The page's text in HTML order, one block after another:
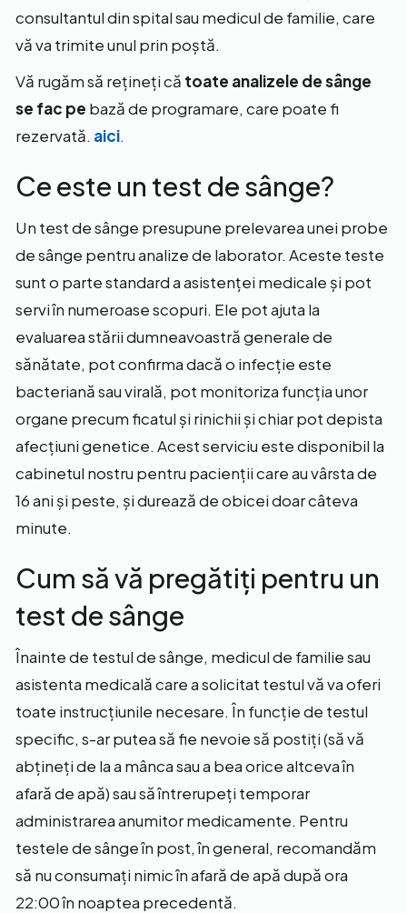
consultantul din spital sau medicul de familie, care
vă va trimite unul prin poștă.
Vă rugăm să rețineți că toate analizele de sânge
se fac pe bază de programare, care poate fi
rezervată. aici.
Ce este un test de sânge?
Un test de sânge presupune prelevarea unei probe
de sânge pentru analize de laborator. Aceste teste
sunt o parte standard a asistenței medicale și pot
servi în numeroase scopuri. Ele pot ajuta la
evaluarea stării dumneavoastră generale de
sănătate, pot confirma dacă o infecție este
bacteriană sau virală, pot monitoriza funcția unor
organe precum ficatul și rinichii și chiar pot depista
afecțiuni genetice. Acest serviciu este disponibil la
cabinetul nostru pentru pacienții care au vârsta de
16 ani și peste, și durează de obicei doar câteva
minute.
Cum să vă pregătiți pentru un
test de sânge
Înainte de testul de sânge, medicul de familie sau
asistenta medicală care a solicitat testul vă va oferi
toate instrucțiunile necesare. În funcție de testul
specific, s-ar putea să fie nevoie să postiți (să vă
abțineți de la a mânca sau a bea orice altceva în
afară de apă) sau să întrerupeți temporar
administrarea anumitor medicamente. Pentru
testele de sânge în post, în general, recomandăm
să nu consumați nimic în afară de apă după ora
22:00 în noaptea precedentă.